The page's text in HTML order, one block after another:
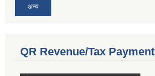
अन्य
QR Revenue/Tax Payment